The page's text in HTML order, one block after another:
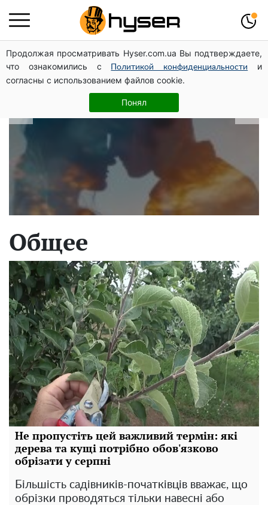
Продолжая просматривать Hyser.com.ua Вы подтверждаете,
что ознакомились с
Политикой конфиденциальности
и
согласны с использованием файлов cookie.
Понял
В які дати народжуються найвірніші
чоловіки: краще одразу перевірити,
щоб потім не страждати
Общее
Не пропустіть цей важливий термін: які
дерева та кущі потрібно обов'язково
обрізати у серпні
Більшість садівників-початківців вважає, що
обрізки проводяться тільки навесні або